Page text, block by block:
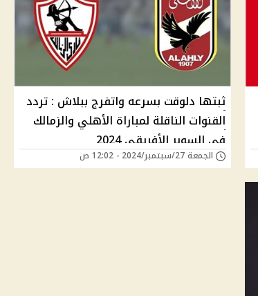
ثبتها دلوقت بسرعه واتفرج ببلاش : تردد
القنوات الناقلة لمباراة الأهلي والزمالك
في السوبر الأفريقي 2024
الجمعة 27/سبتمبر/2024 - 12:02 ص